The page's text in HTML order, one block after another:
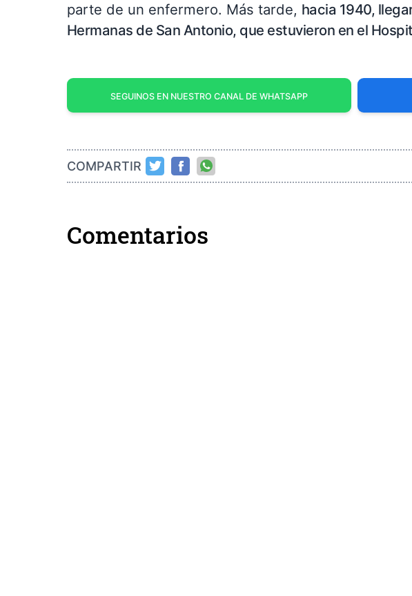
parte de un enfermero. Más tarde, hacia 1940,
Hermanas de San Antonio, que estuvieron en el
SEGUINOS EN NUESTRO CANAL DE WHATSAPP
COMPARTIR
Comentarios